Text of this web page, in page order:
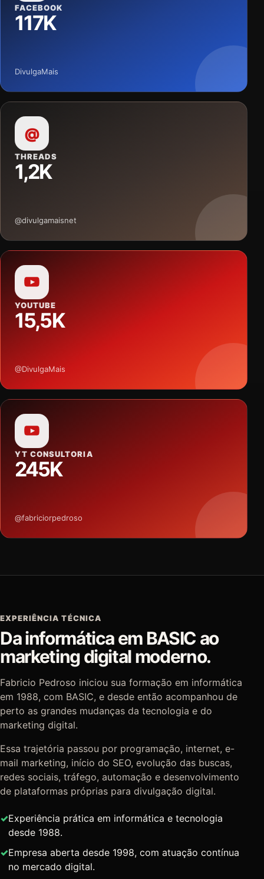
FACEBOOK
117K
DivulgaMais
@
THREADS
1,2K
@divulgamaisnet
YOUTUBE
15,5K
@DivulgaMais
YT CONSULTORIA
245K
@fabriciorpedroso
EXPERIÊNCIA TÉCNICA
Da informática em BASIC ao
marketing digital moderno.
Fabricio Pedroso iniciou sua formação em informática
em 1988, com BASIC, e desde então acompanhou de
perto as grandes mudanças da tecnologia e do
marketing digital.
Essa trajetória passou por programação, internet, e-
mail marketing, início do SEO, evolução das buscas,
redes sociais, tráfego, automação e desenvolvimento
de plataformas próprias para divulgação digital.
Experiência prática em informática e tecnologia
desde 1988.
Empresa aberta desde 1998, com atuação contínua
no mercado digital.